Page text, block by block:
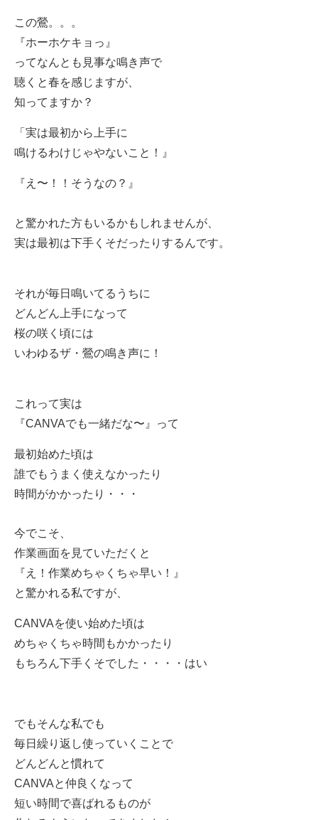
この鶯。。。
『ホーホケキョっ』
ってなんとも見事な鳴き声で
聴くと春を感じますが、
知ってますか？
「実は最初から上手に
鳴けるわけじゃやないこと！』
『え〜！！そうなの？』
と驚かれた方もいるかもしれませんが、
実は最初は下手くそだったりするんです。
それが毎日鳴いてるうちに
どんどん上手になって
桜の咲く頃には
いわゆるザ・鶯の鳴き声に！
これって実は
『CANVAでも一緒だな〜』
って
最初始めた頃は
誰でもうまく使えなかったり
時間がかかったり・・・
今でこそ、
作業画面を見ていただくと
『え！作業めちゃくちゃ早い！』
と驚かれる私ですが、
CANVAを使い始めた頃は
めちゃくちゃ時間もかかったり
もちろん下手くそでした・・・・はい
でもそんな私でも
毎日繰り返し使っていくことで
どんどんと慣れて
CANVAと仲良くなって
短い時間で喜ばれるものが